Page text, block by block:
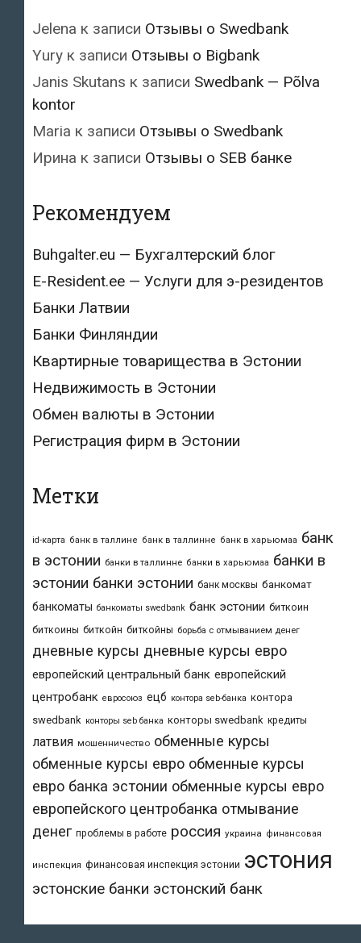
Jelena к записи Отзывы о Swedbank
Yury к записи Отзывы о Bigbank
Janis Skutans к записи Swedbank — Põlva
kontor
Maria к записи Отзывы о Swedbank
Ирина к записи Отзывы о SEB банке
Рекомендуем
Buhgalter.eu — Бухгалтерский блог
E-Resident.ee — Услуги для э-резидентов
Банки Латвии
Банки Финляндии
Квартирные товарищества в Эстонии
Недвижимость в Эстонии
Обмен валюты в Эстонии
Регистрация фирм в Эстонии
Метки
id-карта банк в таллине банк в таллинне банк в харьюмаа банк
в эстонии банки в таллинне банки в харьюмаа банки в
эстонии банки эстонии банк москвы банкомат
банкоматы банкоматы swedbank банк эстонии биткоин
биткоины биткойн биткойны борьба с отмыванием денег
дневные курсы дневные курсы евро
европейский центральный банк европейский
центробанк евросоюз ецб контора seb-банка контора
swedbank конторы seb банка конторы swedbank кредиты
латвия мошенничество обменные курсы
обменные курсы евро обменные курсы
евро банка эстонии обменные курсы евро
европейского центробанка отмывание
денег проблемы в работе россия украина финансовая
инспекция финансовая инспекция эстонии эстония
эстонские банки эстонский банк